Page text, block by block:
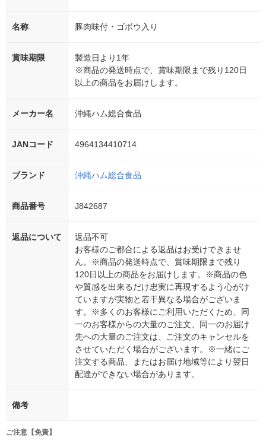
名称 豚肉味付・ゴボウ入り
賞味期限
製造日より1年
※商品の発送時点で、賞味期限まで残り120日
以上の商品をお届けします。
メーカー名 沖縄ハム総合食品
JANコード 4964134410714
ブランド 沖縄ハム総合食品
商品番号 J842687
返品について
返品不可
お客様のご都合による返品はお受けできませ
ん。※商品の発送時点で、賞味期限まで残り
120日以上の商品をお届けします。※商品の色
や質感を出来るだけ忠実に再現するよう心がけ
ていますが実物と若干異なる場合がございま
す。※多くのお客様にご利用いただくため、同
一のお客様からの大量のご注文、同一のお届け
先への大量のご注文は、ご注文のキャンセルを
させていただく場合がございます。※一緒にご
注文する商品、またはお届け地域等により翌日
配達ができない場合があります。
備考
ご注意【免責】